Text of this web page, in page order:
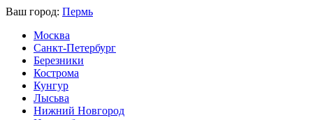
Ваш город: Пермь
Москва
Санкт-Петербург
Березники
Кострома
Кунгур
Лысьва
Нижний Новгород